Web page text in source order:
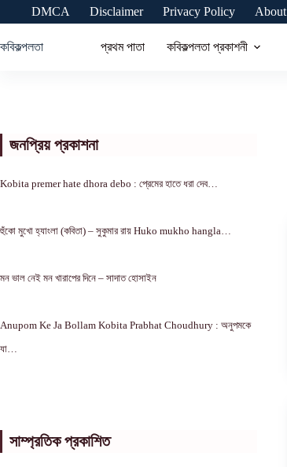
DMCA Disclaimer Privacy Policy About
কবিকল্পলতা প্রথম পাতা কবিকল্পলতা প্রকাশনী
জনপ্রিয় প্রকাশনা
Kobita premer hate dhora debo : প্রেমের হাতে ধরা দেব…
হুঁকো মুখো হ্যাংলা (কবিতা) – সুকুমার রায় Huko mukho hangla…
মন ভাল নেই মন খারাপের দিনে – সাদাত হোসাইন
Anupom Ke Ja Bollam Kobita Prabhat Choudhury : অনুপমকে
যা…
সাম্প্রতিক প্রকাশিত